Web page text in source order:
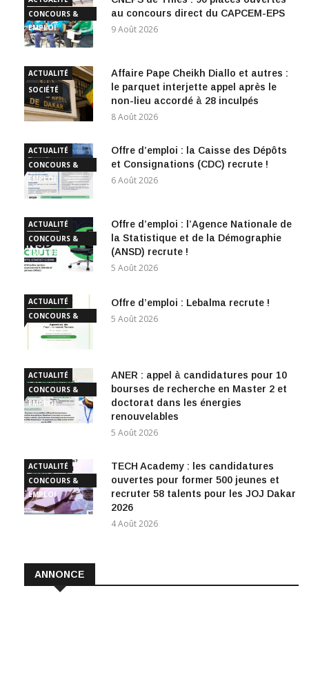
CONCOURS &
EMPLOI
au concours direct du CAPCEM-EPS
9 Août 2026
ACTUALITÉ
SOCIÉTÉ
Affaire Pape Cheikh Diallo et autres :
le parquet interjette appel après le
non-lieu accordé à 28 inculpés
8 Août 2026
ACTUALITÉ
CONCOURS &
EMPLOI
Offre d’emploi : la Caisse des Dépôts
et Consignations (CDC) recrute !
6 Août 2026
ACTUALITÉ
CONCOURS &
EMPLOI
Offre d’emploi : l’Agence Nationale de
la Statistique et de la Démographie
(ANSD) recrute !
5 Août 2026
ACTUALITÉ
CONCOURS &
EMPLOI
Offre d’emploi : Lebalma recrute !
5 Août 2026
ACTUALITÉ
CONCOURS &
EMPLOI
ANER : appel à candidatures pour 10
bourses de recherche en Master 2 et
doctorat dans les énergies
renouvelables
5 Août 2026
ACTUALITÉ
CONCOURS &
EMPLOI
TECH Academy : les candidatures
ouvertes pour former 500 jeunes et
recruter 58 talents pour les JOJ Dakar
2026
4 Août 2026
ANNONCE